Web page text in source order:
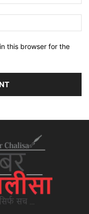
this browser for the